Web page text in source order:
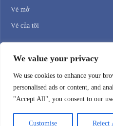
We value your privacy
We use cookies to enhance your
personalised ads or content, and
"Accept All", you consent to our
Customise Reject
Vé mở
Vé của tôi
Email: